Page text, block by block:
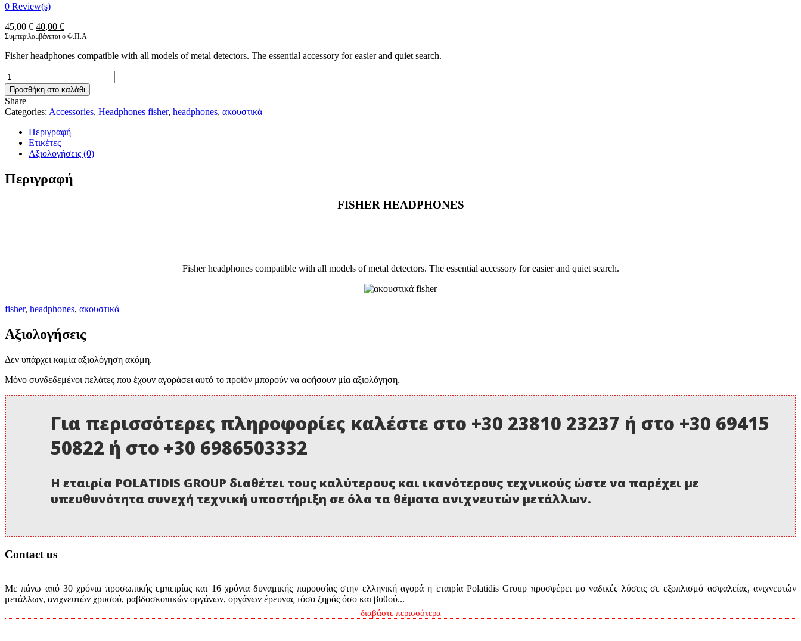
0 Review(s)
45,00€ Original
price
45,00 €.
40,00 €Η
τρέχουσα
είναι:
40,00 €.
Συμπεριλαμβάνεται ο Φ.Π.Α
Fisher headphones compatible with all models of metal detectors. The essential accessory for easier and quiet search.
FISHER
HEADPHONES
ποσότητα
Προσθήκη στο καλάθι
Share
Categories: Accessories, Headphones fisher, headphones, ακουστικά
Περιγραφή
Ετικέτες
Αξιολογήσεις (0)
Περιγραφή
FISHER HEADPHONES
Fisher headphones compatible with all models of metal detectors. The essential accessory for easier and quiet search.
fisher, headphones, ακουστικά
Αξιολογήσεις
Δεν υπάρχει καμία αξιολόγηση ακόμη.
Μόνο συνδεδεμένοι πελάτες που έχουν αγοράσει αυτό το προϊόν μπορούν να αφήσουν μία αξιολόγηση.
Για περισσότερες πληροφορίες καλέστε στο +30 23810 23237 ή στο +30 69415
50822 ή στο +30 6986503332
Η εταιρία POLATIDIS GROUP διαθέτει τους καλύτερους και ικανότερους τεχνικούς ώστε να παρέχει με
υπευθυνότητα συνεχή τεχνική υποστήριξη σε όλα τα θέματα ανιχνευτών μετάλλων.
Contact us
Με πάνω από 30 χρόνια προσωπικής εμπειρίας και 16 χρόνια δυναμικής παρουσίας στην ελληνική αγορά η εταιρία Polatidis Group προσφέρει μο ναδικές λύσεις σε εξοπλισμό ασφαλείας, ανιχνευτών
μετάλλων, ανιχνευτών χρυσού, ραβδοσκοπικών οργάνων, οργάνων έρευνας τόσο ξηράς όσο και βυθού...
διαβάστε περισσότερα